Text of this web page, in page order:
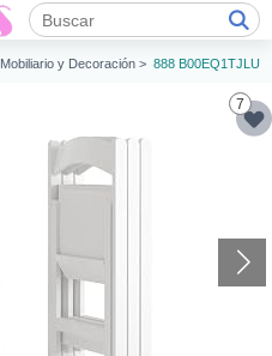
Mobiliario y Decoración > 888 B00EQ1TJLU
7